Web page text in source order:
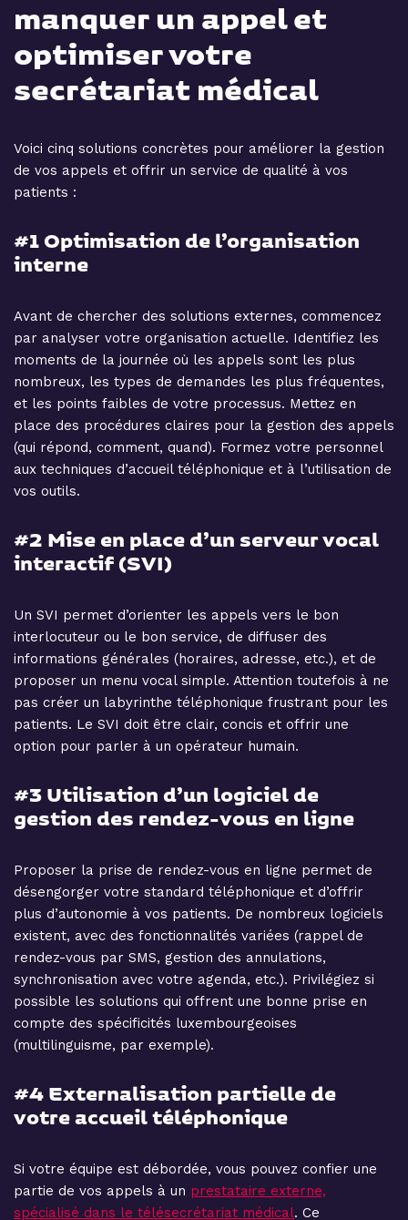
manquer un appel et
optimiser votre
secrétariat médical
Voici cinq solutions concrètes pour améliorer la gestion
de vos appels et offrir un service de qualité à vos
patients :
#1 Optimisation de l’organisation
interne
Avant de chercher des solutions externes, commencez
par analyser votre organisation actuelle. Identifiez les
moments de la journée où les appels sont les plus
nombreux, les types de demandes les plus fréquentes,
et les points faibles de votre processus. Mettez en
place des procédures claires pour la gestion des appels
(qui répond, comment, quand). Formez votre personnel
aux techniques d’accueil téléphonique et à l’utilisation de
vos outils.
#2 Mise en place d’un serveur vocal
interactif (SVI)
Un SVI permet d’orienter les appels vers le bon
interlocuteur ou le bon service, de diffuser des
informations générales (horaires, adresse, etc.), et de
proposer un menu vocal simple. Attention toutefois à ne
pas créer un labyrinthe téléphonique frustrant pour les
patients. Le SVI doit être clair, concis et offrir une
option pour parler à un opérateur humain.
#3 Utilisation d’un logiciel de
gestion des rendez-vous en ligne
Proposer la prise de rendez-vous en ligne permet de
désengorger votre standard téléphonique et d’offrir
plus d’autonomie à vos patients. De nombreux logiciels
existent, avec des fonctionnalités variées (rappel de
rendez-vous par SMS, gestion des annulations,
synchronisation avec votre agenda, etc.). Privilégiez si
possible les solutions qui offrent une bonne prise en
compte des spécificités luxembourgeoises
(multilinguisme, par exemple).
#4 Externalisation partielle de
votre accueil téléphonique
Si votre équipe est débordée, vous pouvez confier une
partie de vos appels à un prestataire externe,
spécialisé dans le télésecrétariat médical. Ce